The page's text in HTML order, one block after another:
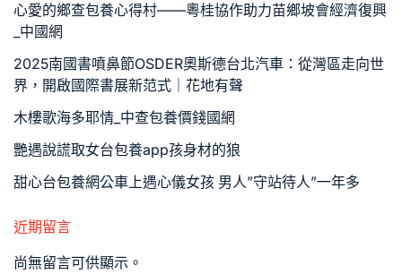
心愛的鄉查包養心得村——粵桂協作助力苗鄉坡會經濟復興
_中國網
2025南國書噴鼻節OSDER奧斯德台北汽車：從灣區走向世
界，開啟國際書展新范式｜花地有聲
木樓歌海多耶情_中查包養價錢國網
艷遇說謊取女台包養app孩身材的狼
甜心台包養網公車上遇心儀女孩 男人”守站待人”一年多
近期留言
尚無留言可供顯示。